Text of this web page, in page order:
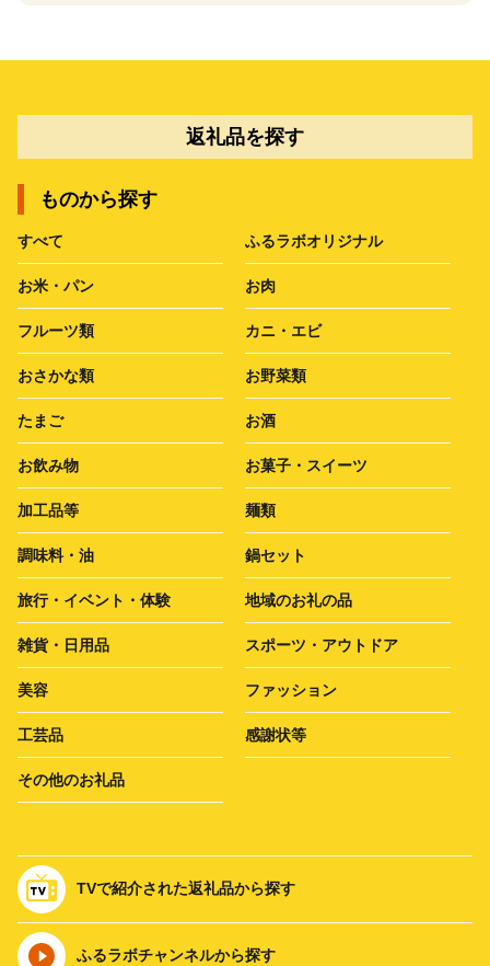
返礼品を探す
ものから探す
すべて ふるラボオリジナル
お米・パン お肉
フルーツ類 カニ・エビ
おさかな類 お野菜類
たまご お酒
お飲み物 お菓子・スイーツ
加工品等 麺類
調味料・油 鍋セット
旅行・イベント・体験 地域のお礼の品
雑貨・日用品 スポーツ・アウトドア
美容 ファッション
工芸品 感謝状等
その他のお礼品
TVで紹介された返礼品から探す
ふるラボチャンネルから探す